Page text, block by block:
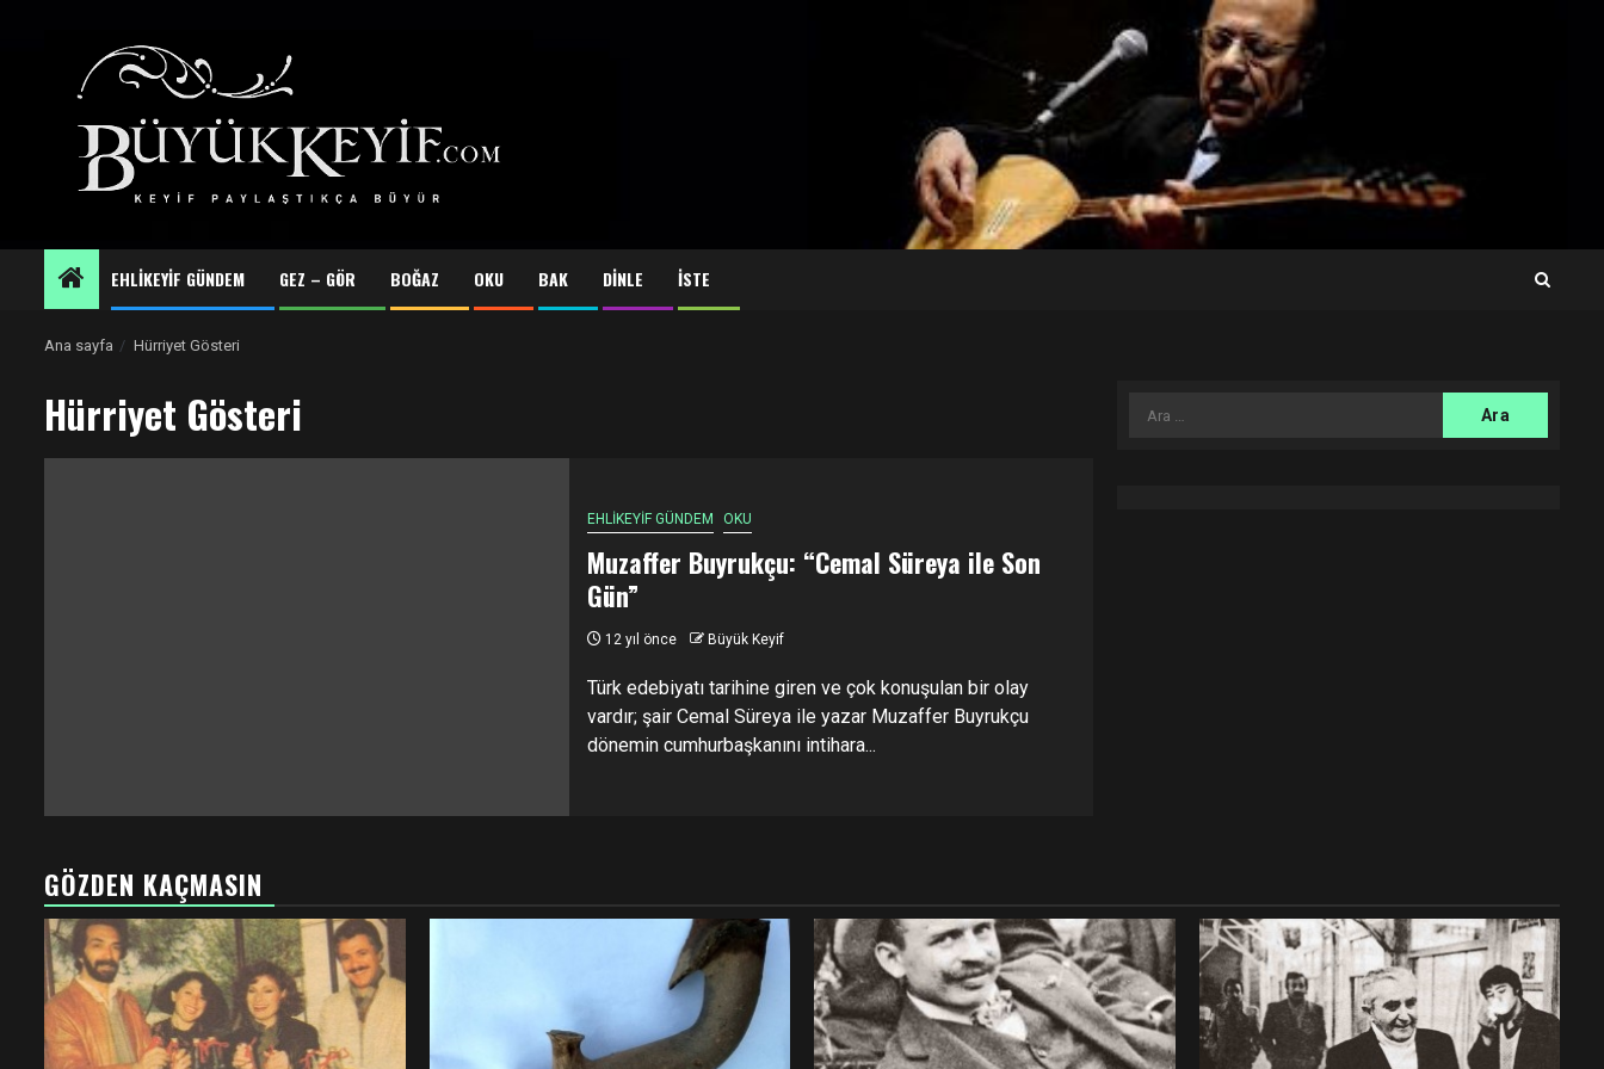
EHLİKEYİF GÜNDEM GEZ – GÖR BOĞAZ OKU BAK DİNLE İSTE
Ana sayfa Hürriyet Gösteri
Hürriyet Gösteri
EHLİKEYİF GÜNDEM OKU
Muzaffer Buyrukçu: “Cemal Süreya ile Son
Gün”
12 yıl önce Büyük Keyif
Türk edebiyatı tarihine giren ve çok konuşulan bir olay
vardır; şair Cemal Süreya ile yazar Muzaffer Buyrukçu
dönemin cumhurbaşkanını intihara...
Arama:
GÖZDEN KAÇMASIN